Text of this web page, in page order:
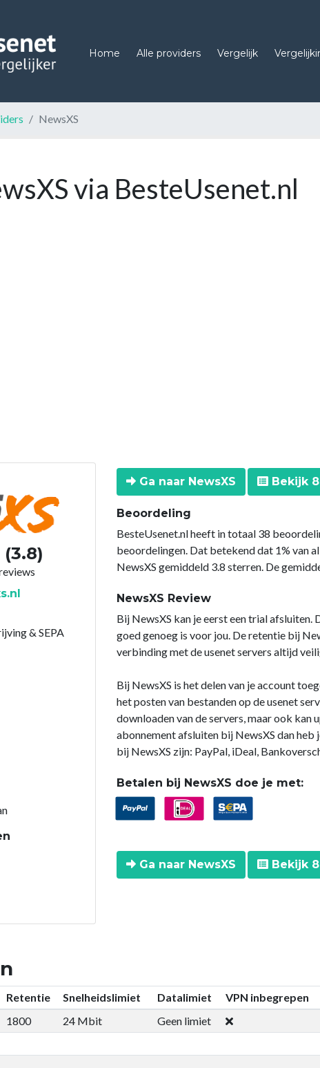
Home Alle providers Vergelijk
NewsXS
via BesteUsenet.nl
(3.8)
& SEPA
Ga naar NewsXS Bekijk
Beoordeling
BesteUsenet.nl heeft in totaal 38
beoordelingen. Dat betekend dat 1% van
NewsXS gemiddeld 3.8 sterren. De
NewsXS Review
Bij NewsXS kan je eerst een trial
goed genoeg is voor jou. De retentie bij
verbinding met de usenet servers altijd
Bij NewsXS is het delen van je account
het posten van bestanden op de usenet
downloaden van de servers, maar ook
abonnement afsluiten bij NewsXS dan
bij NewsXS zijn: PayPal, iDeal,
Betalen bij NewsXS doe je met:
Ga naar NewsXS Bekijk
Retentie Snelheidslimiet Datalimiet VPN inbegrepen
1800 24 Mbit Geen limiet